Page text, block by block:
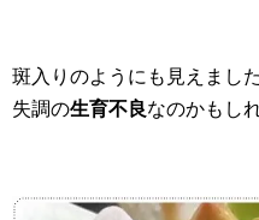
斑入りのようにも見えまし
失調の生育不良なのかもし